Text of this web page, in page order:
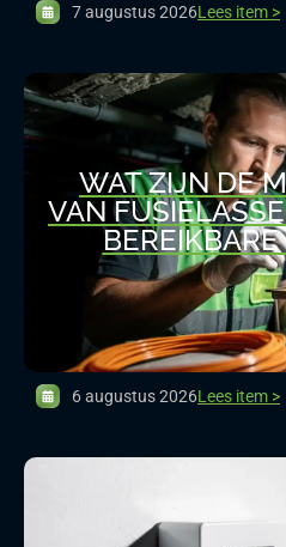
7 augustus 2026Lees item >
WAT ZIJN DE
VAN
6 augustus 2026Lees item >